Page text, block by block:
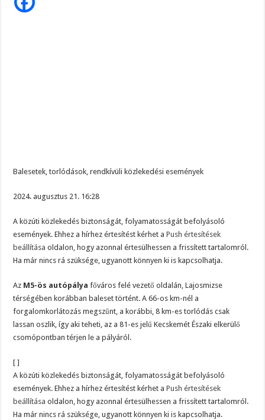
Magyar Péter ezt üzente Orbánnak……, ez az eddigi legkeményebb üzenet !
Balesetek, torlódások, rendkívüli közlekedési események
2024. augusztus 21. 16:28
A közúti közlekedés biztonságát, folyamatosságát befolyásoló
események. Ehhez a hírhez értesítést kérhet aPush értesítések
beállítása oldalon, hogy azonnal értesülhessen a frissített tartalomról.
Ha már nincs rá szüksége, ugyanott könnyen ki is kapcsolhatja.
Az M5-ös autópálya főváros felé vezető oldalán, Lajosmizse
térségében korábban baleset történt. A 66-os km-nél a
forgalomkorlátozás megszűnt, a korábbi, 8 km-es torlódás csak
lassan oszlik, így aki teheti, az a 81-es jelű Kecskemét Északi elkerülő
csomópontban térjen le a pályáról.
[ ]
A közúti közlekedés biztonságát, folyamatosságát befolyásoló
események. Ehhez a hírhez értesítést kérhet aPush értesítések
beállítása oldalon, hogy azonnal értesülhessen a frissített tartalomról.
Ha már nincs rá szüksége, ugyanott könnyen ki is kapcsolhatja.